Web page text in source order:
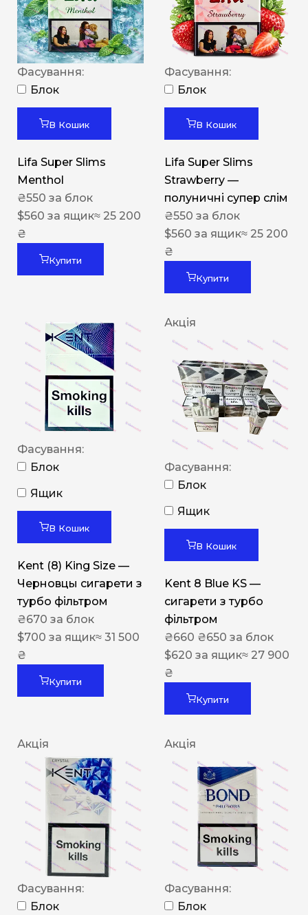
Фасування:
Блок
В Кошик
Lifa Super Slims
Menthol
₴550 за блок
$560 за ящик≈ 25 200
₴
Купити
Фасування:
Блок
В Кошик
Lifa Super Slims
Strawberry —
полуничні супер слім
₴550 за блок
$560 за ящик≈ 25 200
₴
Купити
Фасування:
Блок
Ящик
В Кошик
Kent (8) King Size —
Черновцы сигарети з
турбо фільтром
₴670 за блок
$700 за ящик≈ 31 500
₴
Купити
Акція
Фасування:
Блок
Ящик
В Кошик
Kent 8 Blue KS —
сигарети з турбо
фільтром
₴660 ₴650 за блок
$620 за ящик≈ 27 900
₴
Купити
Акція
Фасування:
Блок
Акція
Фасування:
Блок